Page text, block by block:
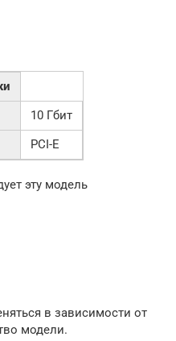
10 Гбит
PCI-E
эту модель
в зависимости от
модели.